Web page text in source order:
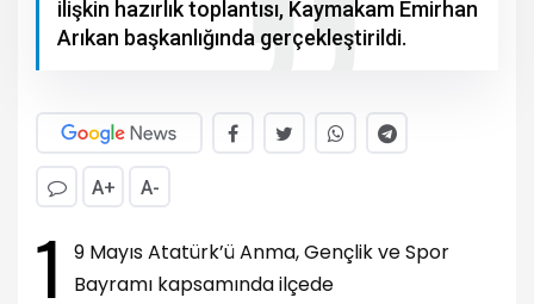
ilişkin hazırlık toplantısı, Kaymakam Emirhan
Arıkan başkanlığında gerçekleştirildi.
A+ A-
1
9 Mayıs Atatürk’ü Anma, Gençlik ve Spor
Bayramı kapsamında ilçede